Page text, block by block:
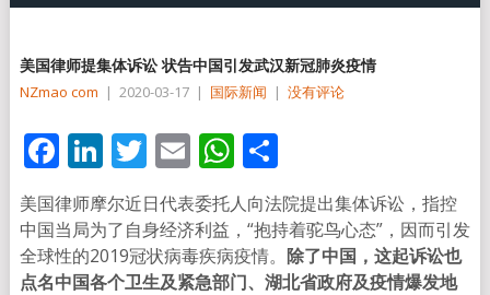
美国律师提集体诉讼 状告中国引发武汉新冠肺炎疫情
NZmao com | 2020-03-17 | 国际新闻 | 没有评论
Facebook
LinkedIn
Twitter
EmailWhatsApp
分
享
美国律师摩尔近日代表委托人向法院提出集体诉讼，指控
中国当局为了自身经济利益，“抱持着驼鸟心态”，因而引发
全球性的2019冠状病毒疾病疫情。 除了中国，这起诉讼也
点名中国各个卫生及紧急部门、湖北省政府及疫情爆发地